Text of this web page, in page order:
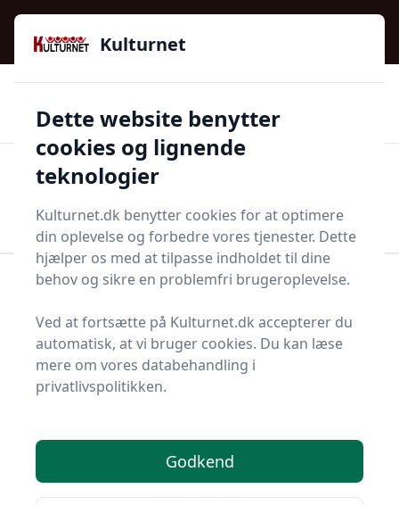
Kulturnet - Alt Det Gode I Livet | Din Kulturguide Siden
2016
97 kategorier 👍Kun godkendte butikker
Start søgning
Bolig og indretning Møbler
Bedste kurvestole til dig
- 11 gode valg
Velkommen til Kulturnet – her finder du de bedste
kurvestole på markedet. Vi har nøje udvalgt 11
produkter, så du er sikret kvalitet.
Kulturnet
Dette website benytter
cookies og lignende
teknologier
Kulturnet.dk benytter cookies for at optimere
din oplevelse og forbedre vores tjenester. Dette
hjælper os med at tilpasse indholdet til dine
behov og sikre en problemfri brugeroplevelse.
Ved at fortsætte på Kulturnet.dk accepterer du
automatisk, at vi bruger cookies. Du kan læse
mere om vores databehandling i
privatlivspolitikken.
Godkend